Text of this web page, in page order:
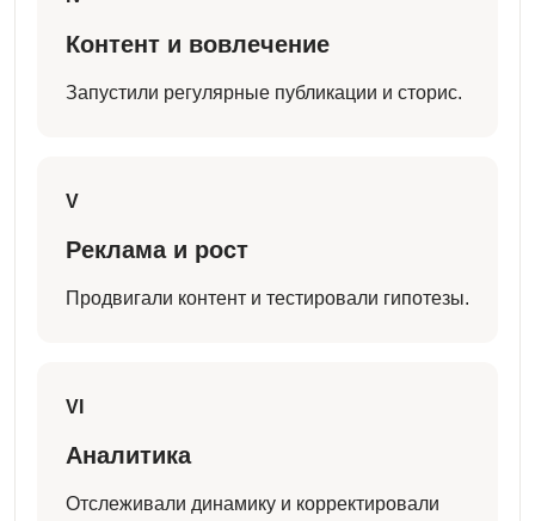
Контент и вовлечение
Запустили регулярные публикации и сторис.
V
Реклама и рост
Продвигали контент и тестировали гипотезы.
VI
Аналитика
Отслеживали динамику и корректировали